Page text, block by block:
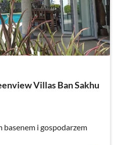
Villas Ban Sakhu
i gospodarzem